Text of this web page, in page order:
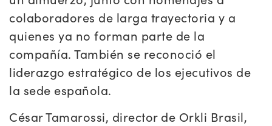
colaboradores de larga trayectoria y a
quienes ya no forman parte de la
compañía. También se reconoció el
liderazgo estratégico de los ejecutivos de
la sede española.
César Tamarossi, director de Orkli Brasil,